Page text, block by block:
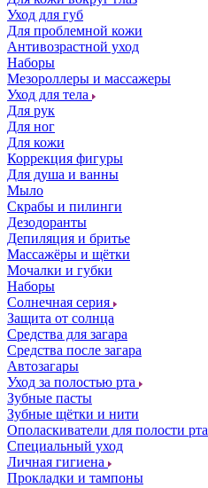
Уход для губ
Для проблемной кожи
Антивозрастной уход
Наборы
Мезороллеры и массажеры
Уход для тела
Для рук
Для ног
Для кожи
Коррекция фигуры
Для душа и ванны
Мыло
Скрабы и пилинги
Дезодоранты
Депиляция и бритье
Массажёры и щётки
Мочалки и губки
Наборы
Солнечная серия
Защита от солнца
Средства для загара
Средства после загара
Автозагары
Уход за полостью рта
Зубные пасты
Зубные щётки и нити
Ополаскиватели для полости рта
Специальный уход
Личная гигиена
Прокладки и тампоны